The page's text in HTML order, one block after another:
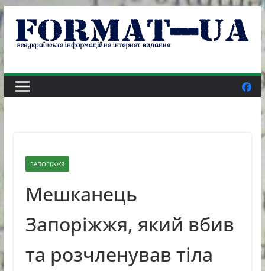
Skip
content
ЗАПОРІЖЖЯ
Мешканець
Запоріжжя, який вбив
та розчленував тіла